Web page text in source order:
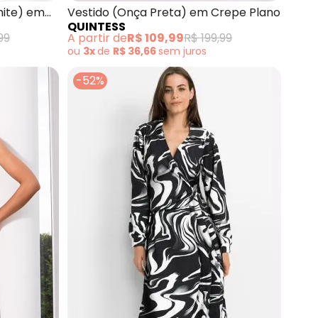
em
Vestido (Onça Preta) em Crepe Plano
QUINTESS
A partir deR$ 109,99R$ 199,99
ou 3xde R$ 36,66sem juros
-52%